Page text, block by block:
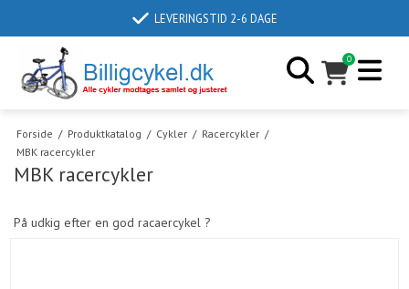
LEVERINGSTID 2-6 DAGE
0
Forside / Produktkatalog / Cykler / Racercykler /
MBK racercykler
MBK racercykler
På udkig efter en god racaercykel ?